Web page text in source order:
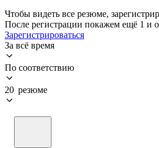
Чтобы видеть все резюме,
После регистрации покажем ещё 1 и
Зарегистрироваться
За всё время
По соответствию
20 резюме